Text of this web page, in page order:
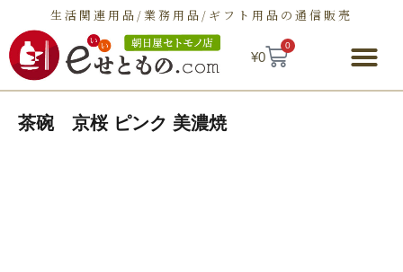
生活関連用品/業務用品/ギフト用品の通信販売
¥0
0
茶碗 京桜 ピンク 美濃焼